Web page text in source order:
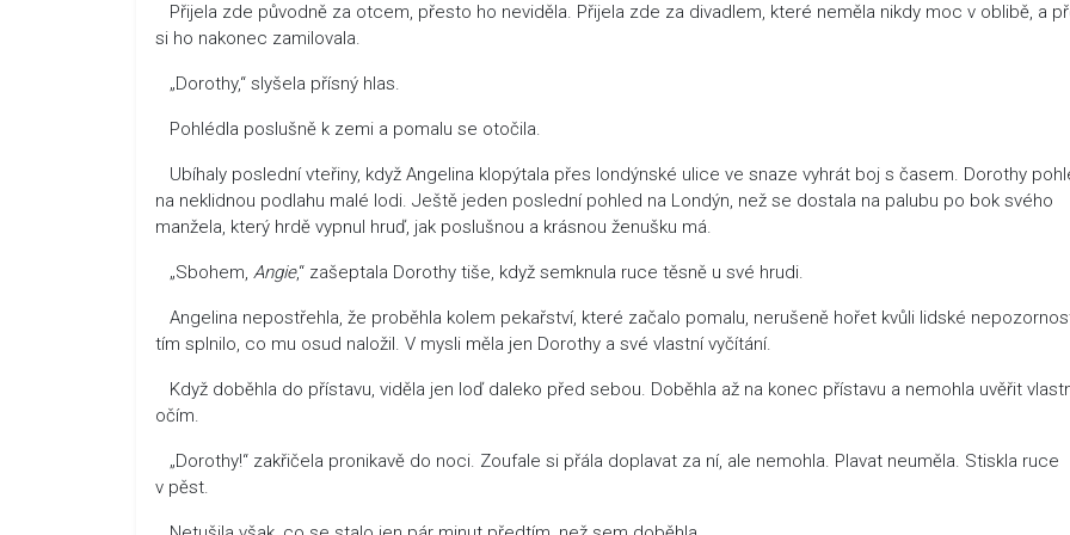
Přijela zde původně za otcem, přesto ho neviděla. Přijela zde za divadlem, které neměla nikdy moc v oblibě, a
si ho nakonec zamilovala.
„Dorothy,“ slyšela přísný hlas.
Pohlédla poslušně k zemi a pomalu se otočila.
Ubíhaly poslední vteřiny, když Angelina klopýtala přes londýnské ulice ve snaze vyhrát boj s časem. Dorothy
na neklidnou podlahu malé lodi. Ještě jeden poslední pohled na Londýn, než se dostala na palubu po bok svého
manžela, který hrdě vypnul hruď, jak poslušnou a krásnou ženušku má.
„Sbohem, Angie,“ zašeptala Dorothy tiše, když semknula ruce těsně u své hrudi.
Angelina nepostřehla, že proběhla kolem pekařství, které začalo pomalu, nerušeně hořet kvůli lidské
tím splnilo, co mu osud naložil. V mysli měla jen Dorothy a své vlastní vyčítání.
Když doběhla do přístavu, viděla jen loď daleko před sebou. Doběhla až na konec přístavu a nemohla uvěřit
očím.
„Dorothy!“ zakřičela pronikavě do noci. Zoufale si přála doplavat za ní, ale nemohla. Plavat neuměla. Stiskla ruce
v pěst.